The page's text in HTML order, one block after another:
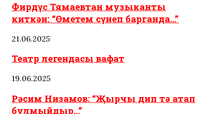
Фирдүс Тямаевтан музыканты
киткән: “Өметем сүнеп барганда…”
21.06.2025
Театр легендасы вафат
19.06.2025
Рәсим Низамов: “Җырчы дип тә атап
булмыйдыр…”